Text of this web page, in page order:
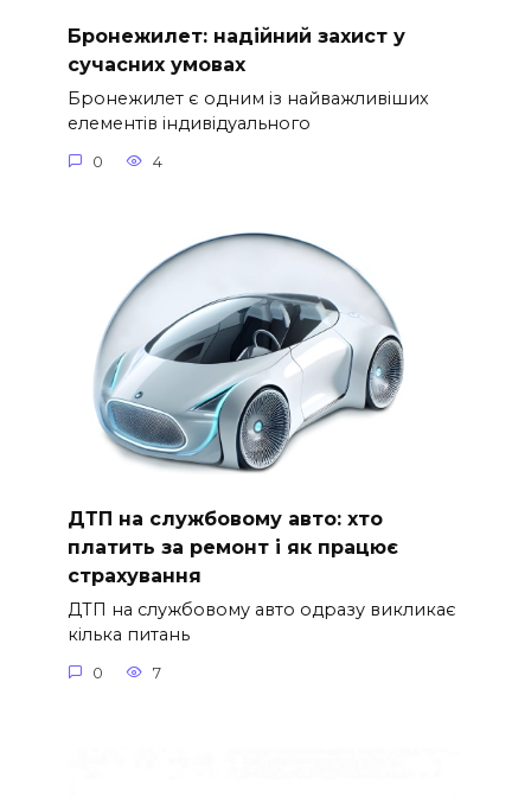
Бронежилет: надійний захист у
сучасних умовах
Бронежилет є одним із найважливіших
елементів індивідуального
0 4
ДТП на службовому авто: хто
платить за ремонт і як працює
страхування
ДТП на службовому авто одразу викликає
кілька питань
0 7